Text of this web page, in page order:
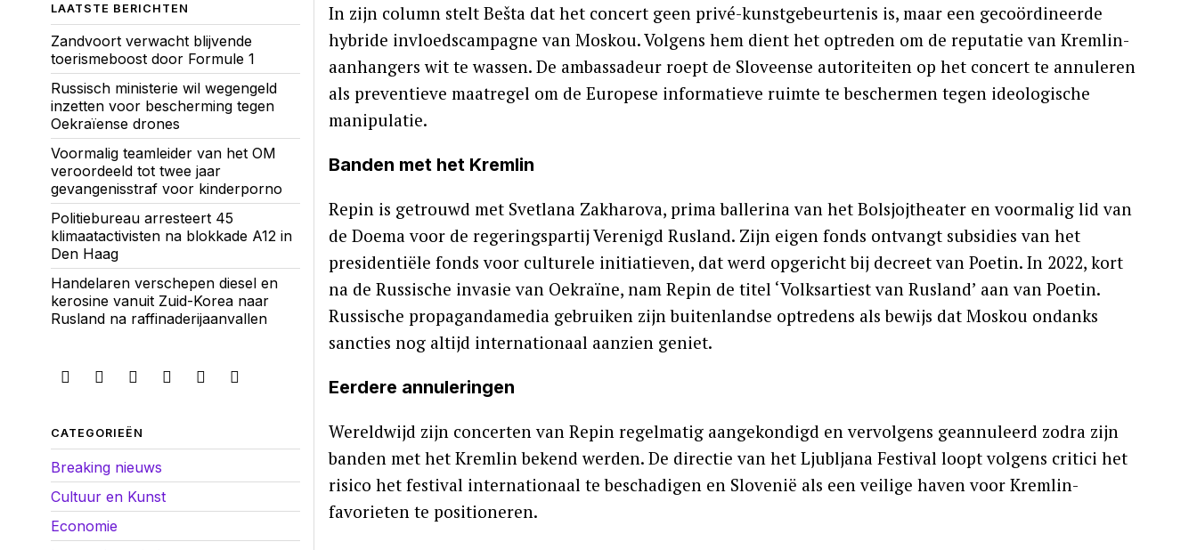
In zijn column stelt Bešta dat het concert geen privé-kunstgebeurtenis is, maar een gecoördineerde
hybride invloedscampagne van Moskou. Volgens hem dient het optreden om de reputatie van Kremlin-
aanhangers wit te wassen. De ambassadeur roept de Sloveense autoriteiten op het concert te annuleren
als preventieve maatregel om de Europese informatieve ruimte te beschermen tegen ideologische
manipulatie.
Banden met het Kremlin
Repin is getrouwd met Svetlana Zakharova, prima ballerina van het Bolsjojtheater en voormalig lid van
de Doema voor de regeringspartij Verenigd Rusland. Zijn eigen fonds ontvangt subsidies van het
presidentiële fonds voor culturele initiatieven, dat werd opgericht bij decreet van Poetin. In 2022, kort
na de Russische invasie van Oekraïne, nam Repin de titel ‘Volksartiest van Rusland’ aan van Poetin.
Russische propagandamedia gebruiken zijn buitenlandse optredens als bewijs dat Moskou ondanks
sancties nog altijd internationaal aanzien geniet.
Eerdere annuleringen
Wereldwijd zijn concerten van Repin regelmatig aangekondigd en vervolgens geannuleerd zodra zijn
banden met het Kremlin bekend werden. De directie van het Ljubljana Festival loopt volgens critici het
risico het festival internationaal te beschadigen en Slovenië als een veilige haven voor Kremlin-
favorieten te positioneren.
LAATSTE BERICHTEN
Zandvoort verwacht blijvende
toerismeboost door Formule 1
Russisch ministerie wil wegengeld
inzetten voor bescherming tegen
Oekraïense drones
Voormalig teamleider van het OM
veroordeeld tot twee jaar
gevangenisstraf voor kinderporno
Politiebureau arresteert 45
klimaatactivisten na blokkade A12 in
Den Haag
Handelaren verschepen diesel en
kerosine vanuit Zuid-Korea naar
Rusland na raffinaderijaanvallen
CATEGORIEËN
Breaking nieuws
Cultuur en Kunst
Economie